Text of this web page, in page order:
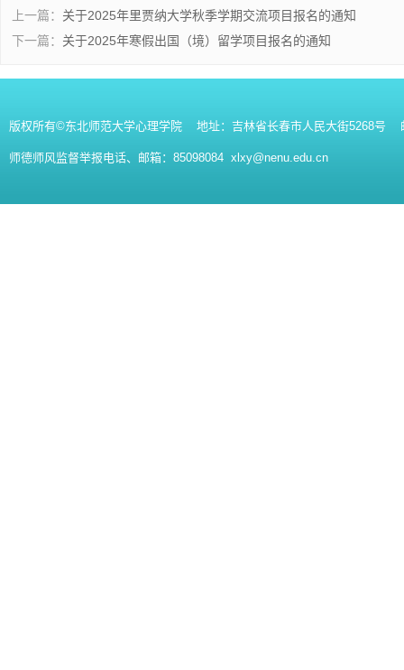
上一篇： 关于2025年里贾纳大学秋季学期交流项目报名的通知
下一篇： 关于2025年寒假出国（境）留学项目报名的通知
版权所有©东北师范大学心理学院 地址：吉林省长春市人民大街5268号
师德师风监督举报电话、邮箱：85098084 xlxy@nenu.edu.cn